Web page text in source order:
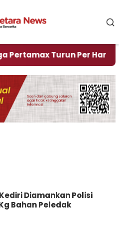
Turun Per Hari Ini,
Diamankan Polisi
Bahan Peledak